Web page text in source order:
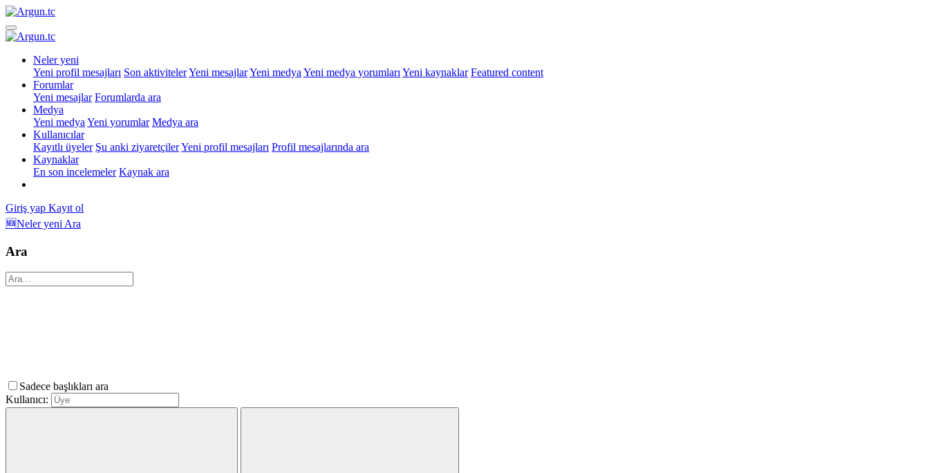
Neler yeni
Yeni profil mesajları Son aktivitelerYeni mesajlarYeni medya Yeni medya yorumları Yeni kaynaklar Featured content
Forumlar
Yeni mesajlar Forumlarda ara
Medya
Yeni medya Yeni yorumlar Medya ara
Kullanıcılar
Kayıtlı üyeler Şu anki ziyaretçilerYeni profil mesajları Profil mesajlarında ara
Kaynaklar
En son incelemeler Kaynak ara
Giriş yap Kayıt ol
🆕Neler yeni Ara
Ara
Sadece başlıkları ara
Kullanıcı: